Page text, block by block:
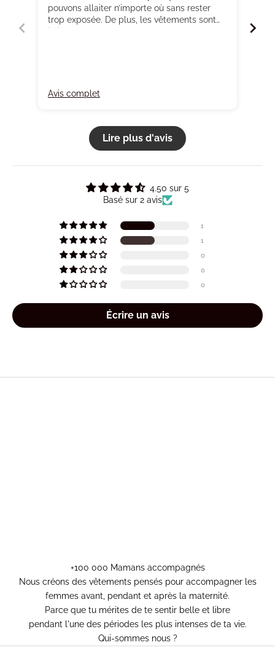
pouvons allaiter n’importe où sans rester
trop exposée. De plus, les vêtements sont
Avis complet
Lire plus d'avis
4.50 sur 5
Basé sur 2 avis
1
1
0
0
0
Écrire un avis
+100 000 Mamans accompagnés
Nous créons des vêtements pensés pour accompagner les
femmes avant, pendant et après la maternité.
Parce que tu mérites de te sentir belle et libre
pendant l'une des périodes les plus intenses de ta vie.
Qui-sommes nous ?